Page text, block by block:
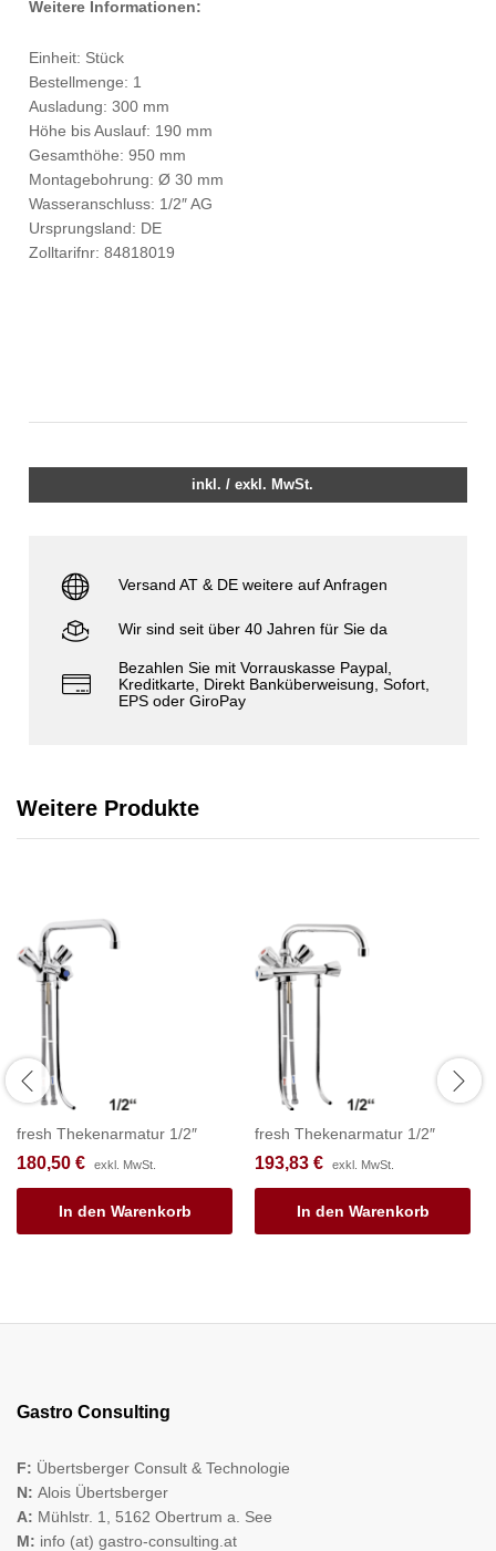
Weitere Informationen:
Einheit: Stück
Bestellmenge: 1
Ausladung: 300 mm
Höhe bis Auslauf: 190 mm
Gesamthöhe: 950 mm
Montagebohrung: Ø 30 mm
Wasseranschluss: 1/2″ AG
Ursprungsland: DE
Zolltarifnr: 84818019
inkl. / exkl. MwSt.
Versand AT & DE weitere auf Anfragen
Wir sind seit über 40 Jahren für Sie da
Bezahlen Sie mit Vorrauskasse Paypal,
Kreditkarte, Direkt Banküberweisung, Sofort,
EPS oder GiroPay
Weitere Produkte
fresh Thekenarmatur 1/2″
180,50 € exkl. MwSt.
In den Warenkorb
fresh Thekenarmatur 1/2″
193,83 € exkl. MwSt.
In den Warenkorb
Gastro Consulting
F: Übertsberger Consult & Technologie
N: Alois Übertsberger
A: Mühlstr. 1, 5162 Obertrum a. See
M: info (at) gastro-consulting.at